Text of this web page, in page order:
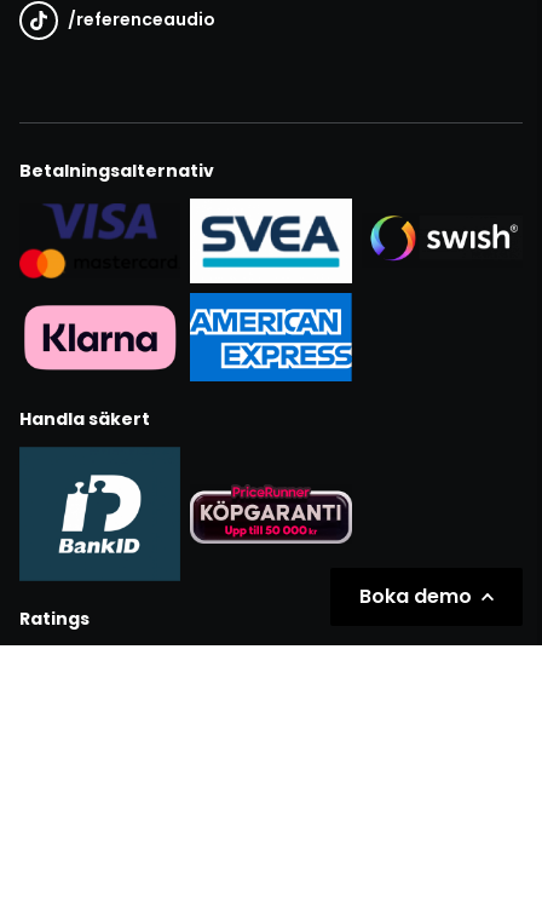
/referenceaudio
Betalningsalternativ
Handla säkert
Ratings
Boka demo